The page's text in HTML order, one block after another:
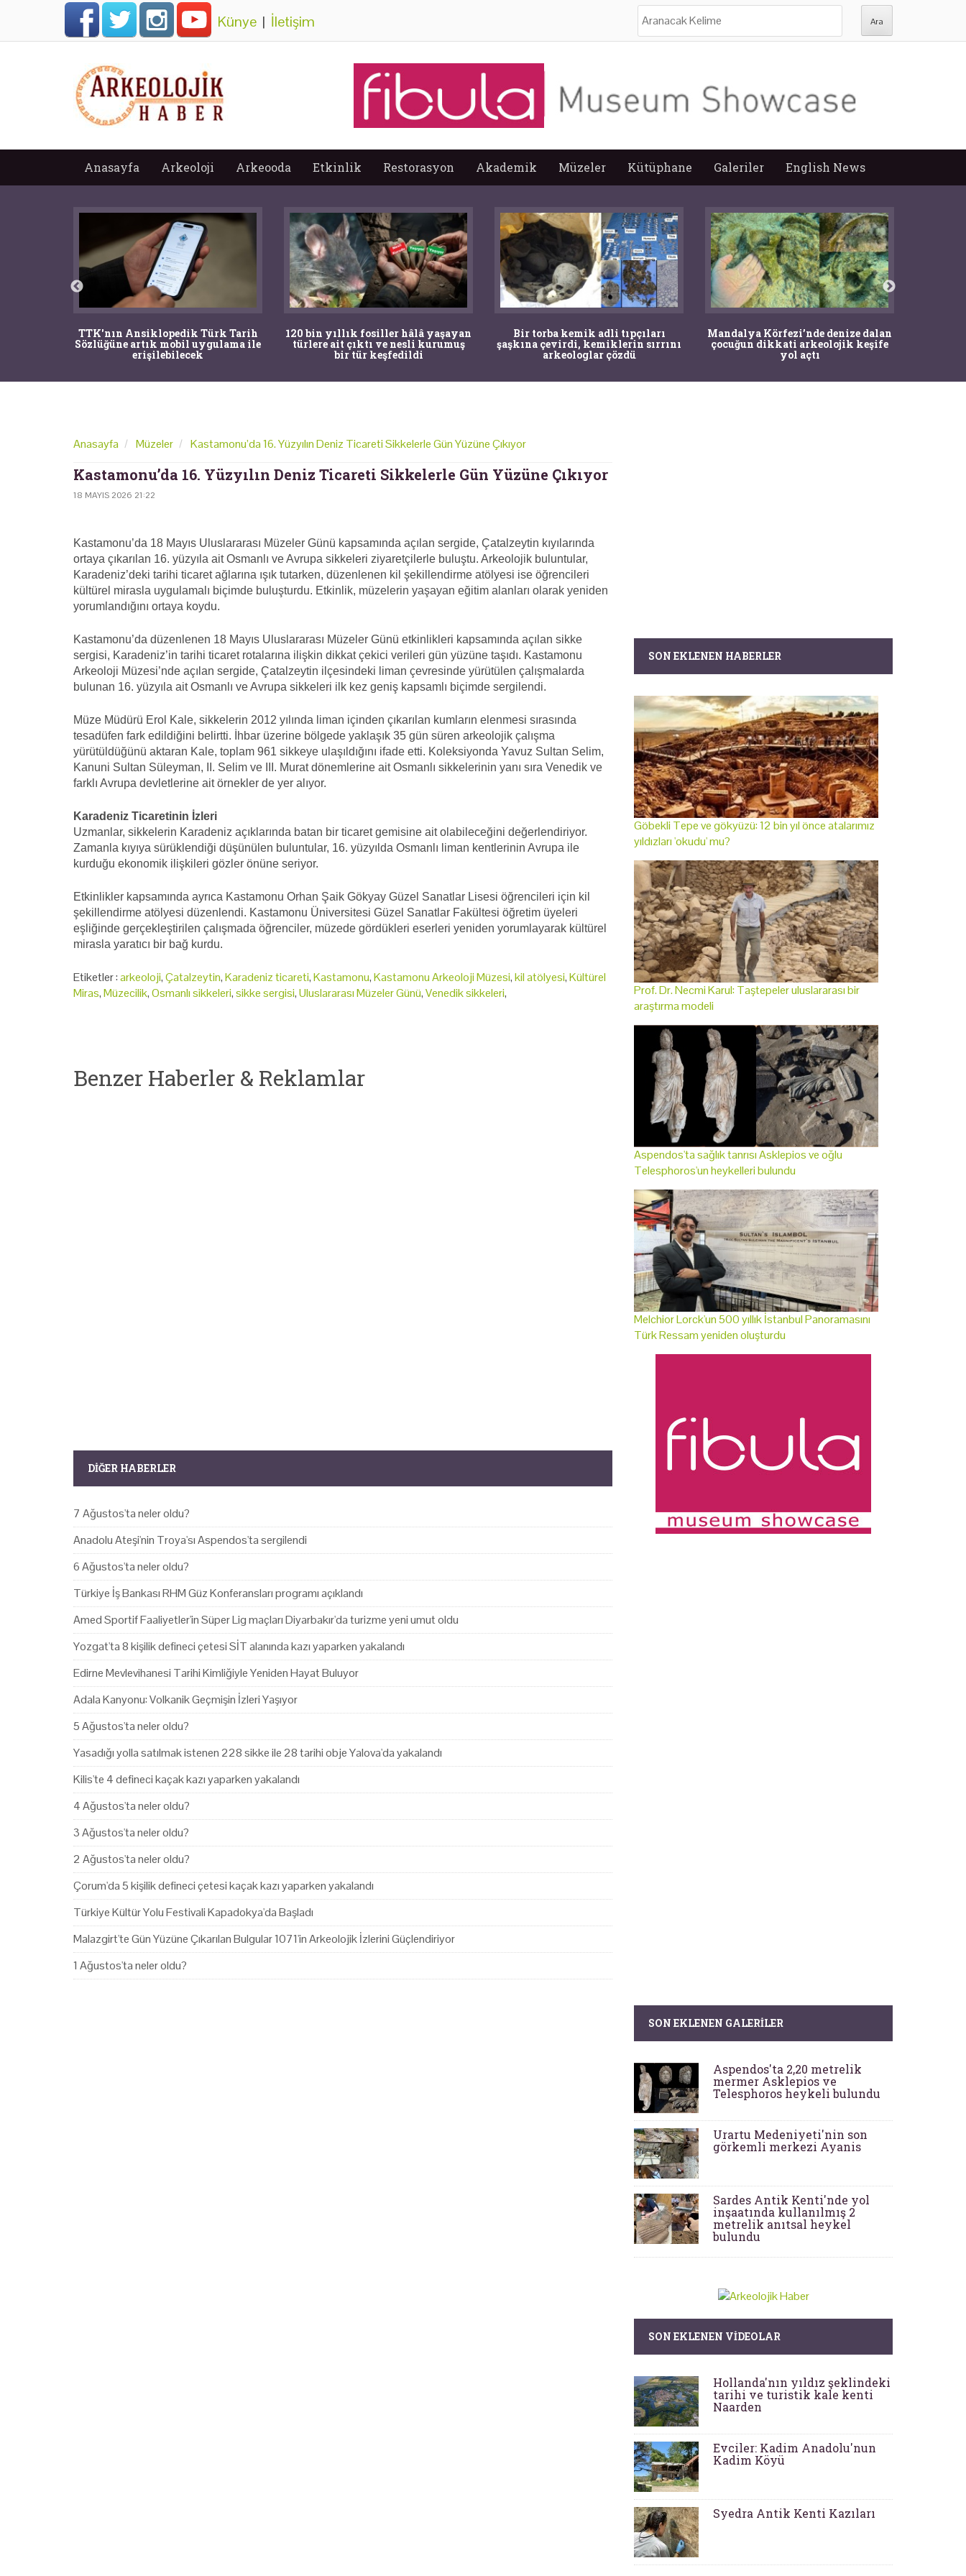
Künye | İletişim
Anasayfa Arkeoloji Arkeooda Etkinlik Restorasyon Akademik Müzeler Kütüphane Galeriler English News
TTK'nın Ansiklopedik Türk Tarih
Sözlüğüne artık mobil uygulama ile
erişilebilecek
120 bin yıllık fosiller hâlâ yaşayan
türlere ait çıktı ve nesli kurumuş
bir tür keşfedildi
Bir torba kemik adli tıpçıları
şaşkına çevirdi, kemiklerin sırrını
arkeologlar çözdü
Mandalya Körfezi’nde denize dalan
çocuğun dikkati arkeolojik keşife
yol açtı
Anasayfa Müzeler Kastamonu’da 16. Yüzyılın Deniz Ticareti Sikkelerle Gün Yüzüne Çıkıyor
Kastamonu’da 16. Yüzyılın Deniz Ticareti Sikkelerle Gün Yüzüne Çıkıyor
18 MAYIS 2026 21:22
Kastamonu’da 18 Mayıs Uluslararası Müzeler Günü kapsamında açılan sergide, Çatalzeytin kıyılarında
ortaya çıkarılan 16. yüzyıla ait Osmanlı ve Avrupa sikkeleri ziyaretçilerle buluştu. Arkeolojik buluntular,
Karadeniz’deki tarihi ticaret ağlarına ışık tutarken, düzenlenen kil şekillendirme atölyesi ise öğrencileri
kültürel mirasla uygulamalı biçimde buluşturdu. Etkinlik, müzelerin yaşayan eğitim alanları olarak yeniden
yorumlandığını ortaya koydu.
Kastamonu’da düzenlenen 18 Mayıs Uluslararası Müzeler Günü etkinlikleri kapsamında açılan sikke
sergisi, Karadeniz’in tarihi ticaret rotalarına ilişkin dikkat çekici verileri gün yüzüne taşıdı. Kastamonu
Arkeoloji Müzesi’nde açılan sergide, Çatalzeytin ilçesindeki liman çevresinde yürütülen çalışmalarda
bulunan 16. yüzyıla ait Osmanlı ve Avrupa sikkeleri ilk kez geniş kapsamlı biçimde sergilendi.
Müze Müdürü Erol Kale, sikkelerin 2012 yılında liman içinden çıkarılan kumların elenmesi sırasında
tesadüfen fark edildiğini belirtti. İhbar üzerine bölgede yaklaşık 35 gün süren arkeolojik çalışma
yürütüldüğünü aktaran Kale, toplam 961 sikkeye ulaşıldığını ifade etti. Koleksiyonda Yavuz Sultan Selim,
Kanuni Sultan Süleyman, II. Selim ve III. Murat dönemlerine ait Osmanlı sikkelerinin yanı sıra Venedik ve
farklı Avrupa devletlerine ait örnekler de yer alıyor.
Karadeniz Ticaretinin İzleri
Uzmanlar, sikkelerin Karadeniz açıklarında batan bir ticaret gemisine ait olabileceğini değerlendiriyor.
Zamanla kıyıya sürüklendiği düşünülen buluntular, 16. yüzyılda Osmanlı liman kentlerinin Avrupa ile
kurduğu ekonomik ilişkileri gözler önüne seriyor.
Etkinlikler kapsamında ayrıca Kastamonu Orhan Şaik Gökyay Güzel Sanatlar Lisesi öğrencileri için kil
şekillendirme atölyesi düzenlendi. Kastamonu Üniversitesi Güzel Sanatlar Fakültesi öğretim üyeleri
eşliğinde gerçekleştirilen çalışmada öğrenciler, müzede gördükleri eserleri yeniden yorumlayarak kültürel
mirasla yaratıcı bir bağ kurdu.
Etiketler :arkeoloji,Çatalzeytin,Karadeniz ticareti,Kastamonu,Kastamonu Arkeoloji Müzesi,kil atölyesi,Kültürel
Miras,Müzecilik,Osmanlı sikkeleri,sikke sergisi,Uluslararası Müzeler Günü,Venedik sikkeleri,
Benzer Haberler & Reklamlar
DIĞER HABERLER
7 Ağustos'ta neler oldu?
Anadolu Ateşi'nin Troya'sı Aspendos'ta sergilendi
6 Ağustos'ta neler oldu?
Türkiye İş Bankası RHM Güz Konferansları programı açıklandı
Amed Sportif Faaliyetler'in Süper Lig maçları Diyarbakır'da turizme yeni umut oldu
Yozgat'ta 8 kişilik defineci çetesi SİT alanında kazı yaparken yakalandı
Edirne Mevlevihanesi Tarihi Kimliğiyle Yeniden Hayat Buluyor
Adala Kanyonu: Volkanik Geçmişin İzleri Yaşıyor
5 Ağustos'ta neler oldu?
Yasadığı yolla satılmak istenen 228 sikke ile 28 tarihi obje Yalova'da yakalandı
Kilis'te 4 defineci kaçak kazı yaparken yakalandı
4 Ağustos'ta neler oldu?
3 Ağustos'ta neler oldu?
2 Ağustos'ta neler oldu?
Çorum'da 5 kişilik defineci çetesi kaçak kazı yaparken yakalandı
Türkiye Kültür Yolu Festivali Kapadokya'da Başladı
Malazgirt'te Gün Yüzüne Çıkarılan Bulgular 1071'in Arkeolojik İzlerini Güçlendiriyor
1 Ağustos'ta neler oldu?
SON EKLENEN HABERLER
Göbekli Tepe ve gökyüzü: 12 bin yıl önce atalarımız
yıldızları 'okudu' mu?
Prof. Dr. Necmi Karul: Taştepeler uluslararası bir
araştırma modeli
Aspendos'ta sağlık tanrısı Asklepios ve oğlu
Telesphoros'un heykelleri bulundu
Melchior Lorck'un 500 yıllık İstanbul Panoramasını
Türk Ressam yeniden oluşturdu
SON EKLENEN GALERILER
Aspendos'ta 2,20 metrelik
mermer Asklepios ve
Telesphoros heykeli bulundu
Urartu Medeniyeti'nin son
görkemli merkezi Ayanis
Sardes Antik Kenti'nde yol
inşaatında kullanılmış 2
metrelik anıtsal heykel
bulundu
SON EKLENEN VIDEOLAR
Hollanda'nın yıldız şeklindeki
tarihi ve turistik kale kenti
Naarden
Evciler: Kadim Anadolu'nun
Kadim Köyü
Syedra Antik Kenti Kazıları